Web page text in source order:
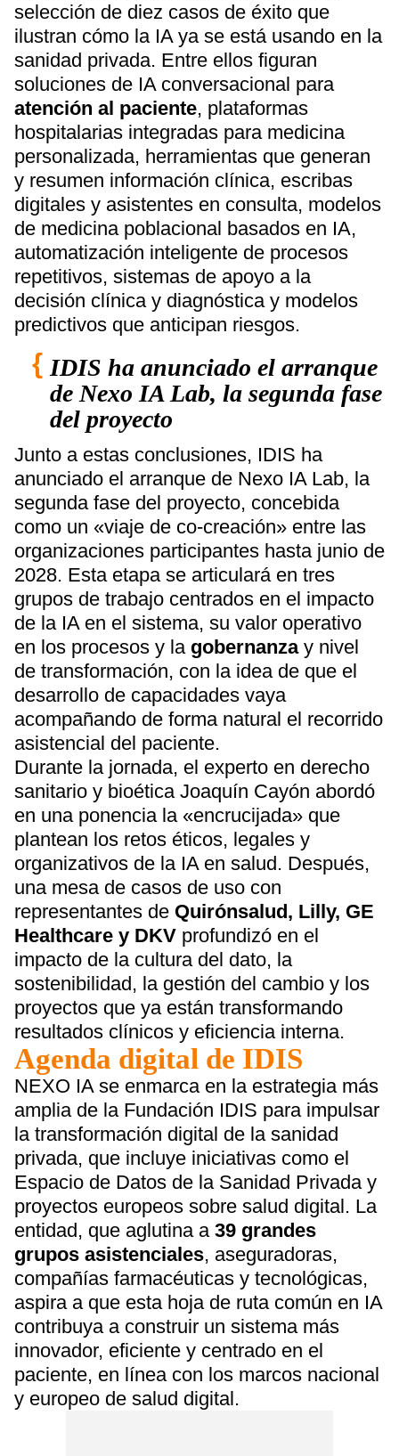
selección de diez casos de éxito que
ilustran cómo la IA ya se está usando en la
sanidad privada. Entre ellos figuran
soluciones de IA conversacional para
atención al paciente, plataformas
hospitalarias integradas para medicina
personalizada, herramientas que generan
y resumen información clínica, escribas
digitales y asistentes en consulta, modelos
de medicina poblacional basados en IA,
automatización inteligente de procesos
repetitivos, sistemas de apoyo a la
decisión clínica y diagnóstica y modelos
predictivos que anticipan riesgos.
IDIS ha anunciado el arranque
de Nexo IA Lab, la segunda fase
del proyecto
Junto a estas conclusiones, IDIS ha
anunciado el arranque de Nexo IA Lab, la
segunda fase del proyecto, concebida
como un «viaje de co-creación» entre las
organizaciones participantes hasta junio de
2028. Esta etapa se articulará en tres
grupos de trabajo centrados en el impacto
de la IA en el sistema, su valor operativo
en los procesos y la gobernanzay nivel
de transformación, con la idea de que el
desarrollo de capacidades vaya
acompañando de forma natural el recorrido
asistencial del paciente.
Durante la jornada, el experto en derecho
sanitario y bioética Joaquín Cayón abordó
en una ponencia la «encrucijada» que
plantean los retos éticos, legales y
organizativos de la IA en salud. Después,
una mesa de casos de uso con
representantes de Quirónsalud, Lilly, GE
Healthcare y DKV profundizó en el
impacto de la cultura del dato, la
sostenibilidad, la gestión del cambio y los
proyectos que ya están transformando
resultados clínicos y eficiencia interna.
Agenda digital de IDIS
NEXO IA se enmarca en la estrategia más
amplia de la Fundación IDIS para impulsar
la transformación digital de la sanidad
privada, que incluye iniciativas como el
Espacio de Datos de la Sanidad Privada y
proyectos europeos sobre salud digital. La
entidad, que aglutina a 39 grandes
grupos asistenciales, aseguradoras,
compañías farmacéuticas y tecnológicas,
aspira a que esta hoja de ruta común en IA
contribuya a construir un sistema más
innovador, eficiente y centrado en el
paciente, en línea con los marcos nacional
y europeo de salud digital.